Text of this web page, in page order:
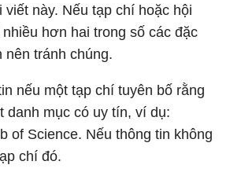
viết này. Nếu tạp chí hoặc hội
hơn hai trong số các đặc
nên tránh chúng.
nếu một tạp chí tuyên bố rằng
danh mục có uy tín, ví dụ:
of Science. Nếu thông tin không
chí đó.